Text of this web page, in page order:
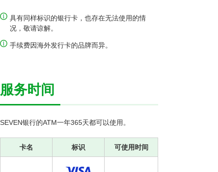
具有同样标识的银行卡，也存在无法使用的情
况，敬请谅解。
手续费因海外发行卡的品牌而异。
服务时间
SEVEN银行的ATM一年365天都可以使用。
卡名 标识 可使用时间